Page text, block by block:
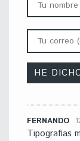
FERNANDO
Tipografias